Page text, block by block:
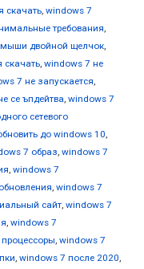
скачать, windows 7
требования,
мыши двойной щелчок,
скачать, windows 7 не
7 не запускается,
се ъпдейтва, windows 7
сетевого
до windows 10,
7 образ, windows 7
, windows 7
, windows 7
сайт, windows 7
, windows 7
, windows 7
, windows 7 после 2020,